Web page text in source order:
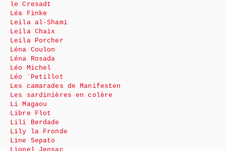
le Cresadt
Léa Finke
Leila al-Shami
Leila Chaix
Leila Porcher
Léna Coulon
Léna Rosada
Léo Michel
Léo ¨Petillot
Les camarades de Manifesten
Les sardinières en colère
Li Magaou
Libre Flot
Lili Berdade
Lily la Fronde
Line Sepato